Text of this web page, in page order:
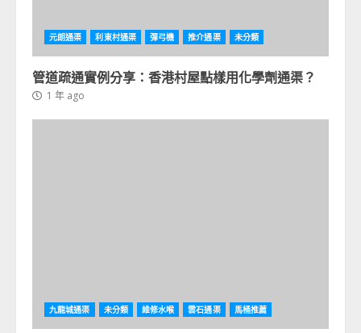
元朗通渠 利東村通渠 彈弓機 推介通渠 未分類
管道疏通實例分享：香港村屋點樣用化學劑通渠？
1 年 ago
九龍城通渠 未分類 維修水喉 雲石通渠 馬桶推薦